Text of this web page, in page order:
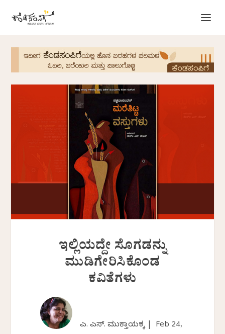
ಇಲ್ಲಿಯದ್ದೇ ಸೊಗಡನ್ನು
ಮುಡಿಗೇರಿಸಿಕೊಂಡ
ಕವಿತೆಗಳು
ಎಚ್. ಎಸ್. ಮುಕ್ತಾಯಕ್ಕ | Feb 24,